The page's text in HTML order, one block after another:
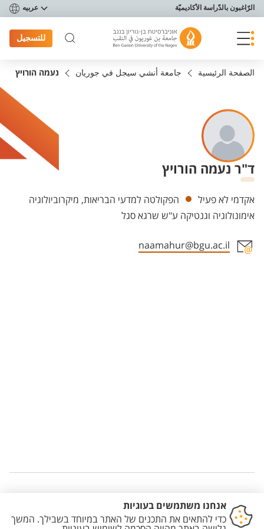
תפריט נגישות
الرّاغبون بالدّراسة الأكاديميّة عربيه
للتسجيل
الصفحة الرئيسية جامعة أنشي سيجل في جوريان נעמה הורויץ
ד"ר נעמה הורויץ
Departments
אקדמי לא פעיל
הפקולטה למדעי הבריאות, מיקרוביולוגיה
אימונולוגיה וגנטיקה ע"ש שרגא סגל
naamahur@bgu.ac.il